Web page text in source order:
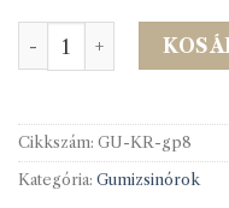
Gumipertli 8mm
Cikkszám: GU-KR-gp8
Kategória: Gumizsinórok